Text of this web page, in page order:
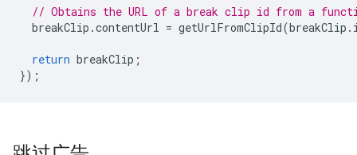
// Obtains the URL of a break clip id from a
breakClip .contentUrl = getUrlFromClipId(breakClip .
return breakClip ;
});